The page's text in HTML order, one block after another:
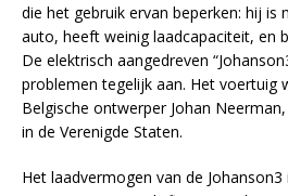
die het gebruik ervan beperken: hij is
auto, heeft weinig laadcapaciteit, en
De elektrisch aangedreven
problemen tegelijk aan. Het voertuig
Belgische ontwerper Johan
in de Verenigde Staten.
Het laadvermogen van de